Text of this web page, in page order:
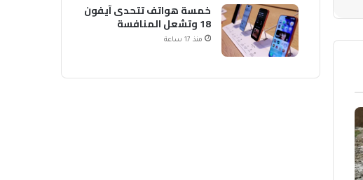
خمسة هواتف تتحدى آيفون
18 وتشعل المنافسة
منذ 17 ساعة